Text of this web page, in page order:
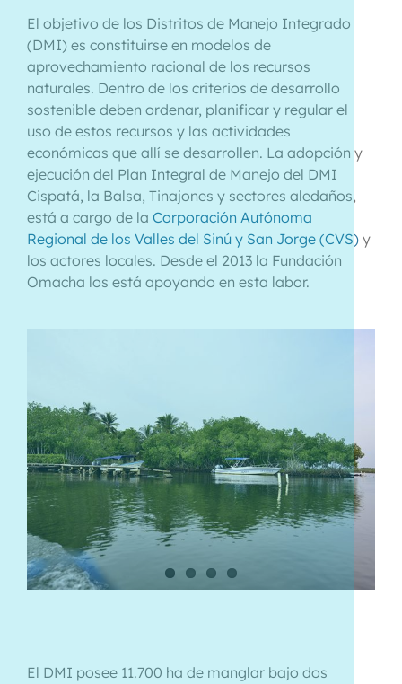
El objetivo de los Distritos de Manejo Integrado
(DMI) es constituirse en modelos de
aprovechamiento racional de los recursos
naturales. Dentro de los criterios de desarrollo
sostenible deben ordenar, planificar y regular el
uso de estos recursos y las actividades
económicas que allí se desarrollen. La adopción y
ejecución del Plan Integral de Manejo del DMI
Cispatá, la Balsa, Tinajones y sectores aledaños,
está a cargo de la Corporación Autónoma
Regional de los Valles del Sinú y San Jorge (CVS) y
los actores locales. Desde el 2013 la Fundación
Omacha los está apoyando en esta labor.
El DMI posee 11.700 ha de manglar bajo dos